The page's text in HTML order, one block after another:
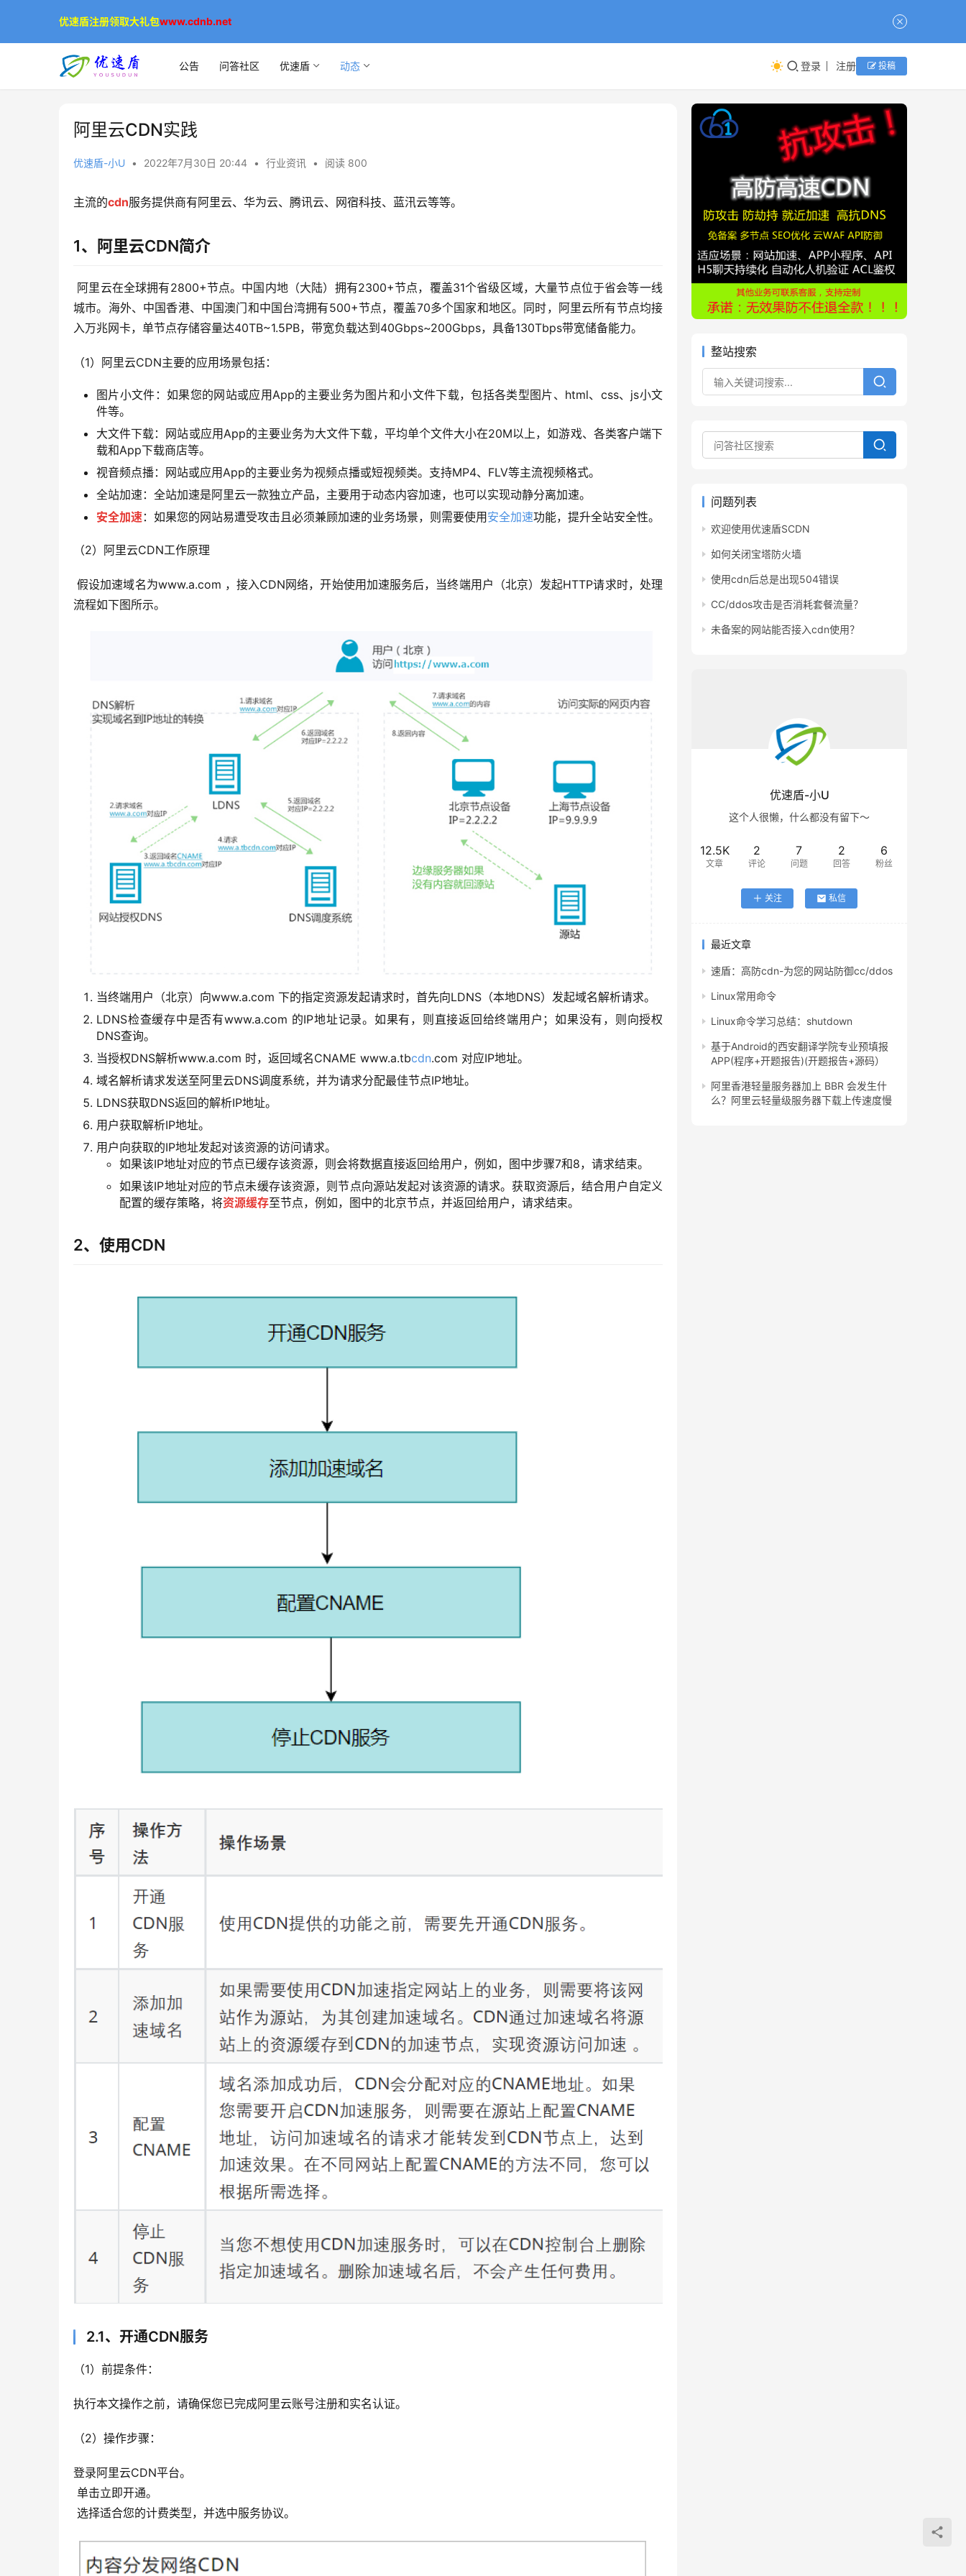
公告 问答社区 优速盾 动态 登录 注册 投稿
阿里云CDN实践
优速盾-小U • 2022年7月30日 20:44 • 行业资讯 • 阅读 800
主流的cdn服务提供商有阿里云、华为云、腾讯云、网宿科技、蓝汛云等等。
1、阿里云CDN简介
城市。海外、中国香港、中国澳门和中国台湾拥有500+节点，覆盖70多个国家和地区。同时，阿里云所有节点均接
入万兆网卡，单节点存储容量达40TB~1.5PB，带宽负载达到40Gbps~200Gbps，具备130Tbps带宽储备能力。
（1）阿里云CDN主要的应用场景包括：
图片小文件：如果您的网站或应用App的主要业务为图片和小文件下载，包括各类型图片、html、css、js小文
件等。
大文件下载：网站或应用App的主要业务为大文件下载，平均单个文件大小在20M以上，如游戏、各类客户端下
载和App下载商店等。
视音频点播：网站或应用App的主要业务为视频点播或短视频类。支持MP4、FLV等主流视频格式。
全站加速：全站加速是阿里云一款独立产品，主要用于动态内容加速，也可以实现动静分离加速。
安全加速：如果您的网站易遭受攻击且必须兼顾加速的业务场景，则需要使用 安全加速功能，提升全站安全性。
（2）阿里云CDN工作原理
假设加速域名为www.a.com ，接入CDN网络，开始使用加速服务后，当终端用户（北京）发起HTTP请求时，处理
流程如下图所示。
当终端用户（北京）向www.a.com 下的指定资源发起请求时，首先向LDNS（本地DNS）发起域名解析请求。
LDNS检查缓存中是否有www.a.com 的IP地址记录。如果有，则直接返回给终端用户；如果没有，则向授权
DNS查询。
当授权DNS解析www.a.com 时，返回域名CNAME www.a.tbcdn.com 对应IP地址。
域名解析请求发送至阿里云DNS调度系统，并为请求分配最佳节点IP地址。
LDNS获取DNS返回的解析IP地址。
用户获取解析IP地址。
用户向获取的IP地址发起对该资源的访问请求。
如果该IP地址对应的节点已缓存该资源，则会将数据直接返回给用户，例如，图中步骤7和8，请求结束。
如果该IP地址对应的节点未缓存该资源，则节点向源站发起对该资源的请求。获取资源后，结合用户自定义
配置的缓存策略，将资源缓存至节点，例如，图中的北京节点，并返回给用户，请求结束。
2、使用CDN
2.1、开通CDN服务
（1）前提条件：
执行本文操作之前，请确保您已完成阿里云账号注册和实名认证。
（2）操作步骤：
登录阿里云CDN平台。
单击立即开通。
选择适合您的计费类型，并选中服务协议。
整站搜索
问题列表
欢迎使用优速盾SCDN
如何关闭宝塔防火墙
使用cdn后总是出现504错误
CC/ddos攻击是否消耗套餐流量？
未备案的网站能否接入cdn使用？
优速盾-小U
这个人很懒，什么都没有留下～
12.5K
文章
2
评论
7
问题
2
回答
6
粉丝
关注 私信
最近文章
速盾：高防cdn-为您的网站防御cc/ddos
Linux常用命令
Linux命令学习总结：shutdown
基于Android的西安翻译学院专业预填报
APP(程序+开题报告)(开题报告+源码）
阿里香港轻量服务器加上 BBR 会发生什
么？阿里云轻量级服务器下载上传速度慢
优速盾注册领取大礼包www.cdnb.net